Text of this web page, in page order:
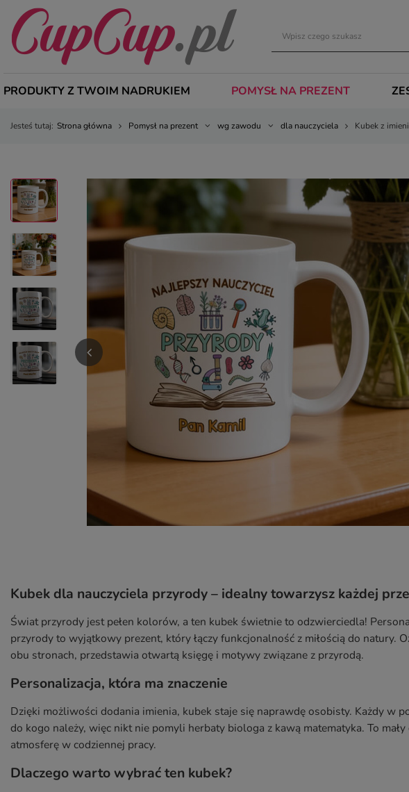
PRODUKTY Z TWOIM NADRUKIEM POMYSŁ NA PREZENT
Jesteś tutaj: Strona główna Pomysł na prezent wg zawodu dla nauczyciela Kubek z
Kubek dla nauczyciela przyrody – idealny towarzysz każdej
Świat przyrody jest pełen kolorów, a ten kubek świetnie to odzwierciedla!
przyrody to wyjątkowy prezent, który łączy funkcjonalność z miłością do natury.
obu stronach, przedstawia otwartą księgę i motywy związane z przyrodą.
Personalizacja, która ma znaczenie
Dzięki możliwości dodania imienia, kubek staje się naprawdę osobisty. Każdy w
do kogo należy, więc nikt nie pomyli herbaty biologa z kawą matematyka. To
atmosferę w codziennej pracy.
Dlaczego warto wybrać ten kubek?